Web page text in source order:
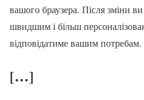
вашого браузера. Після зміни
швидшим і більш
відповідатиме вашим потребам.
[…]